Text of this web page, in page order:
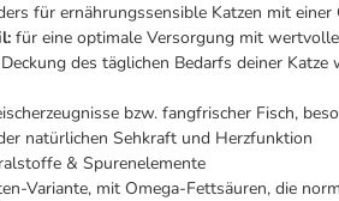
für ernährungssensible Katzen mit
für eine optimale Versorgung mit
des täglichen Bedarfs deiner
bzw. fangfrischer Fisch,
natürlichen Sehkraft und Herzfunktion
& Spurenelemente
Variante, mit Omega-Fettsäuren, die